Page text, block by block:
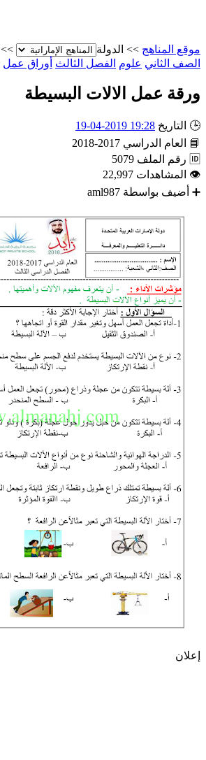
موقع المناهج >> الدولة >>
الصف الثاني علوم الفصل الثالث أوراق عمل
ورقة عمل الالات البسيطة
🕒 التاريخ 19:28 2019-04-19
📘
العام الدراسي 2017-2018
🆔 رقم الملف 5079
👁 المشاهدات 22,997
➕ أضيف بواسطة aml987
إعلان